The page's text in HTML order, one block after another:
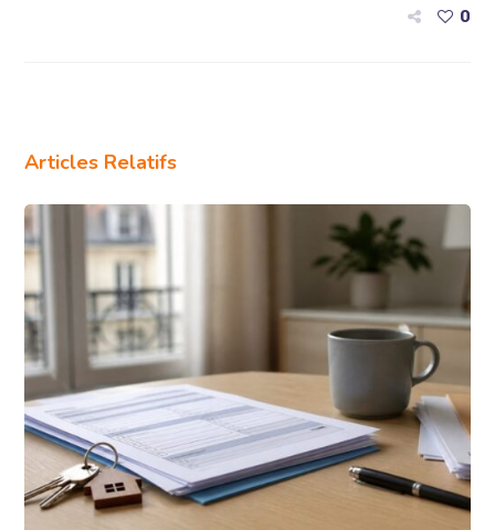
0
Articles Relatifs